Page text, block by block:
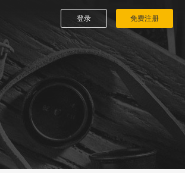
登录 免费注册